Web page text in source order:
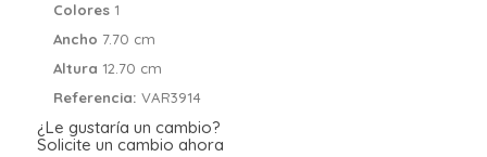
Colores 1
Ancho 7.70 cm
Altura 12.70 cm
Referencia: VAR3914
¿Le gustaría un cambio?
Solicite un cambio ahora